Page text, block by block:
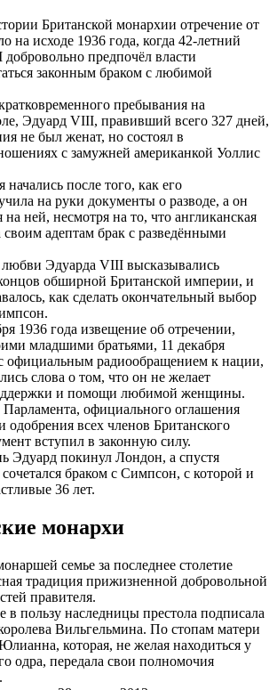
Британской монархии отречение от
на исходе 1936 года, когда 42-летний
предпочёл власти
законным браком с любимой
пребывания на
Эдуард VIII, правивший всего 327 дней,
не был женат, но состоял в
с замужней американкой Уоллис
после того, как его
на руки документы о разводе, а он
на ней, несмотря на то, что англиканская
своим адептам брак с разведёнными
Эдуарда VIII высказывались
обширной Британской империи, и
как сделать окончательный выбор
1936 года извещение об отречении,
младшими братьями, 11 декабря
официальным радиообращением к нации,
слова о том, что он не желает
и помощи любимой женщины.
Парламента, официального оглашения
одобрения всех членов Британского
вступил в законную силу.
Эдуард покинул Лондон, а спустя
браком с Симпсон, с которой и
36 лет.
монархи
семье за последнее столетие
традиция прижизненной добровольной
правителя.
в пользу наследницы престола подписала
Вильгельмина. По стопам матери
которая, не желая находиться у
одра, передала свои полномочия